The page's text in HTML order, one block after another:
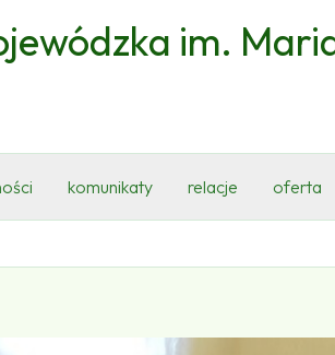
im.
komunikaty relacje oferta